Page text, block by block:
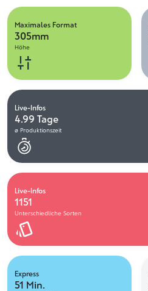
Maximales Format
305mm
Höhe
Live-Infos
4.99 Tage
ø Produktionszeit
Live-Infos
1151
Unterschiedliche Sorten
Express
51 Min.